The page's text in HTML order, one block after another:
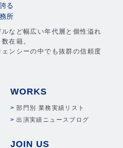
る
所
など幅広い年代層と個性溢れ
在籍。
ンシーの中でも抜群の信頼度
WORKS
部門別 業務実績リスト
出演実績ニュースブログ
JOIN US